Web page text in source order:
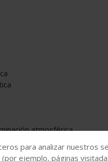
atmosférica
para analizar nuestros
ejemplo, páginas